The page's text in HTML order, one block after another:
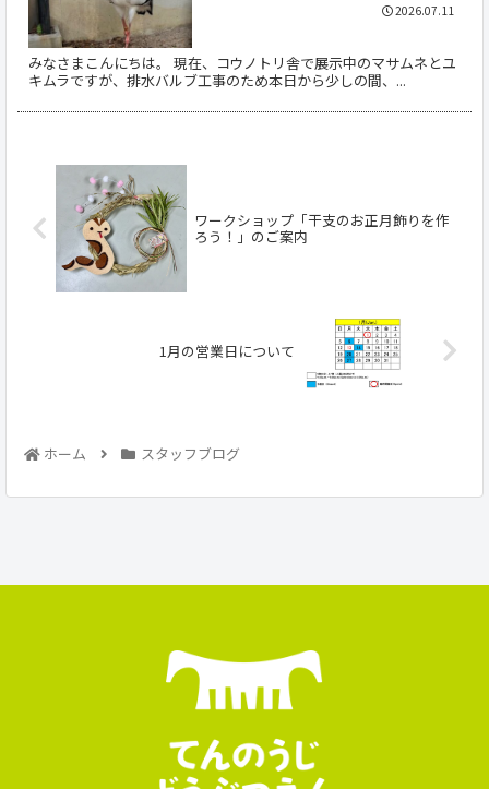
みなさまこんにちは。 現在、コウノトリ舎で展示中のマサムネとユ
キムラですが、排水バルブ工事のため本日から少しの間、...
2026.07.11
ワークショップ「干支のお正月飾りを作
ろう！」のご案内
1月の営業日について
ホーム スタッフブログ